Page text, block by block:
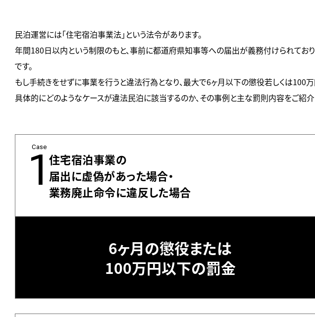
民泊運営には「住宅宿泊事業法」という法令があります。
年間180日以内という制限のもと、事前に都道府県知事等への届出が義務付けられて
です。
もし手続きをせずに事業を行うと違法行為となり、最大で6ヶ月以下の懲役若しくは100
具体的にどのようなケースが違法民泊に該当するのか、その事例と主な罰則内容をご紹介
Case
1 住宅宿泊事業の
届出に虚偽があった場合・
業務廃止命令に違反した場合
6ヶ月の懲役または
100万円以下の罰金